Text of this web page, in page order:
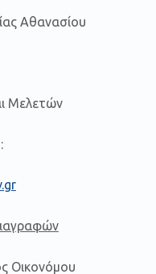
Αθανασίου
Μελετών
Οικονόμου